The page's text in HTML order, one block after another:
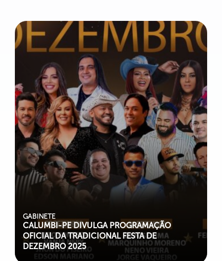
GABINETE
CALUMBI-PE DIVULGA PROGRAMAÇÃO
OFICIAL DA TRADICIONAL FESTA DE
DEZEMBRO 2025